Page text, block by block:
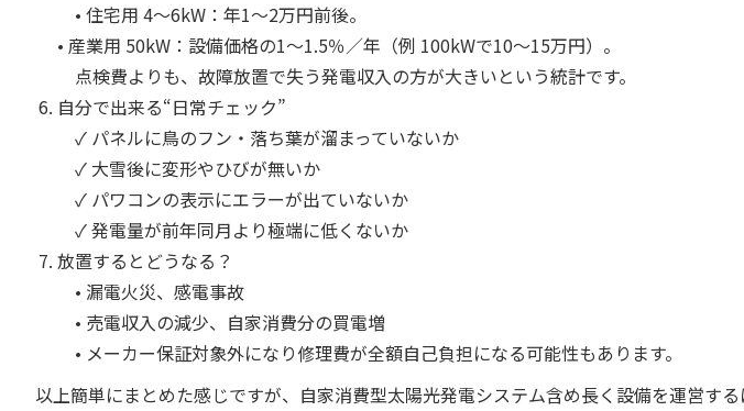
• 住宅用 4〜6kW：年1〜2万円前後。
• 産業用 50kW：設備価格の1〜1.5％／年（例 100kWで10〜15万円）。
点検費よりも、故障放置で失う発電収入の方が大きいという統計です。
自分で出来る“日常チェック”
✓ パネルに鳥のフン・落ち葉が溜まっていないか
✓ 大雪後に変形やひびが無いか
✓ パワコンの表示にエラーが出ていないか
✓ 発電量が前年同月より極端に低くないか
放置するとどうなる？
• 漏電火災、感電事故
• 売電収入の減少、自家消費分の買電増
• メーカー保証対象外になり修理費が全額自己負担になる可能性もあります。
以上簡単にまとめた感じですが、自家消費型太陽光発電システム含め長く設備を運営す